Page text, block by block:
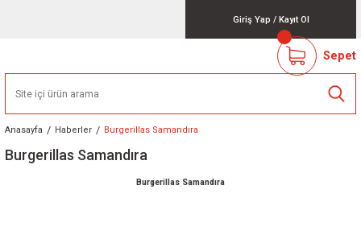
Giriş Yap / Kayıt Ol
Sepet
Anasayfa Haberler Burgerillas Samandıra
Burgerillas Samandıra
Burgerillas Samandıra